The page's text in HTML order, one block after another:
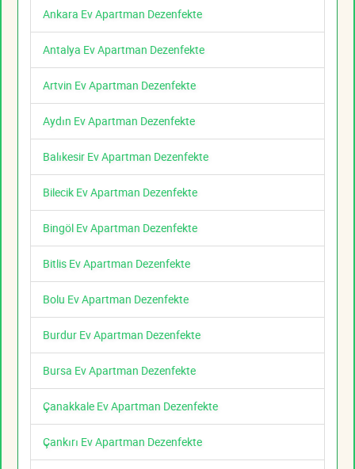
Ankara Ev Apartman Dezenfekte
Antalya Ev Apartman Dezenfekte
Artvin Ev Apartman Dezenfekte
Aydın Ev Apartman Dezenfekte
Balıkesir Ev Apartman Dezenfekte
Bilecik Ev Apartman Dezenfekte
Bingöl Ev Apartman Dezenfekte
Bitlis Ev Apartman Dezenfekte
Bolu Ev Apartman Dezenfekte
Burdur Ev Apartman Dezenfekte
Bursa Ev Apartman Dezenfekte
Çanakkale Ev Apartman Dezenfekte
Çankırı Ev Apartman Dezenfekte